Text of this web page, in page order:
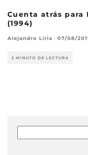
Cuenta atrás para
(1994)
Alejandro Liria · 07/08/
2 MINUTO DE LECTURA